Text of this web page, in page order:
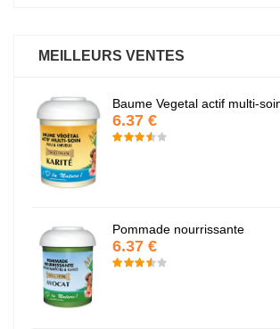
MEILLEURS VENTES
Baume Vegetal actif multi-
6.37 €
Pommade nourrissante
6.37 €